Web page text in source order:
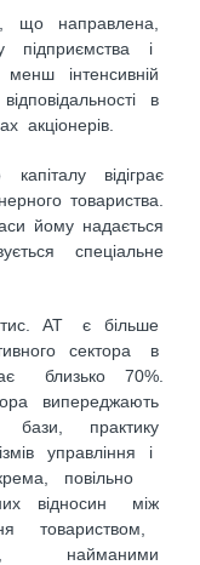
що направлена,
підприємства і
інтенсивній
в
акціонерів.
відіграє
товариства.
йому надається
спеціальне
АТ є більше
сектора в
близько 70%.
випереджають
бази, практику
управління і
повільно
відносин між
товариством,
найманими